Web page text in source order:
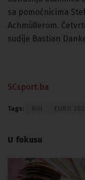
sa pomoćnicima
Achmüllerom.
sudije Bastian
SCsport.ba
Tags: BiH EURO
U fokusu